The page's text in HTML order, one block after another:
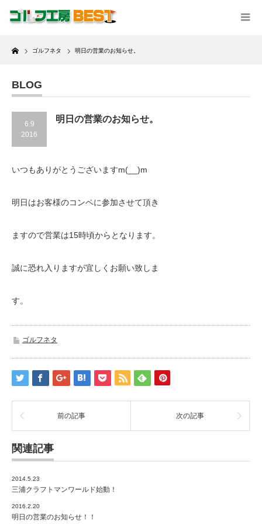
Home
ゴルフネタ 明日の営業のお知らせ。
BLOG
6.9
2016
明日の営業のお知らせ。
いつもありがとうございますm(__)m
明日はお客様のコンペに参加させて頂き
ますので営業は15時頃からとなります。
誠に恐れ入りますが宜しくお願い致しま
す。
ゴルフネタ
前の記事 次の記事
関連記事
2014.5.23
三浦クラフトマンワールド始動！
2016.2.20
明日の営業のお知らせ！！